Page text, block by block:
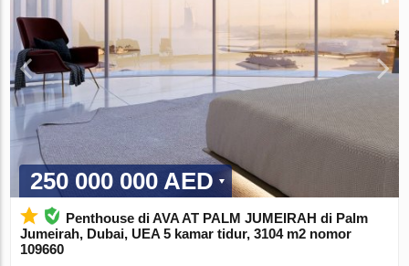
250 000 000 AED
Penthouse di AVA AT PALM JUMEIRAH di Palm
Jumeirah, Dubai, UEA 5 kamar tidur, 3104 m2 nomor
109660